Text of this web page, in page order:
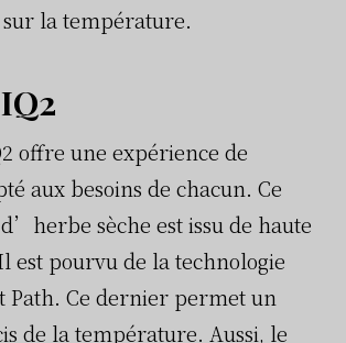
la température.
offre une expérience de
aux besoins de chacun. Ce
sèche est issu de haute
est pourvu de la technologie
Path. Ce dernier permet un
de la température. Aussi, le